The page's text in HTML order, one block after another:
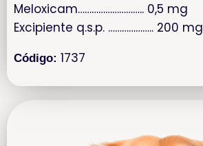
Meloxicam……………………….. 0,5 mg
Excipiente q.s.p. ……………….. 200 mg
Código: 1737